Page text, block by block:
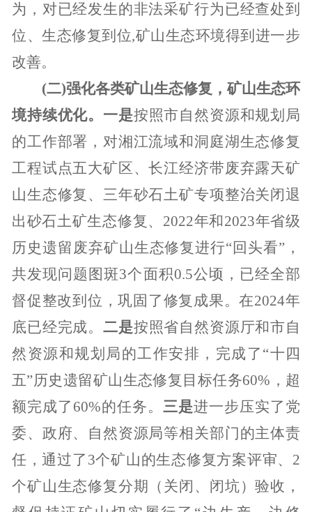
为，对已经发生的非法采矿行为已经查处到
位、生态修复到位,矿山生态环境得到进一步
改善。
(二)强化各类矿山生态修复，矿山生态环
境持续优化。一是按照市自然资源和规划局
的工作部署，对湘江流域和洞庭湖生态修复
工程试点五大矿区、长江经济带废弃露天矿
山生态修复、三年砂石土矿专项整治关闭退
出砂石土矿生态修复、 2022年和2023年省级
历史遗留废弃矿山生态修复进行“回头看”，
共发现问题图斑3个面积0.5公顷，已经全部
督促整改到位，巩固了修复成果。在2024年
底已经完成。 二是按照省自然资源厅和市自
然资源和规划局的工作安排，完成了“十四
五”历史遗留矿山生态修复目标任务60% ，超
额完成了 60%的任务。 三是进一步压实了党
委、政府、自然资源局等相关部门的主体责
任，通过了 3个矿山的生态修复方案评审、 2
个矿山生态修复分期（关闭、闭坑）验收，